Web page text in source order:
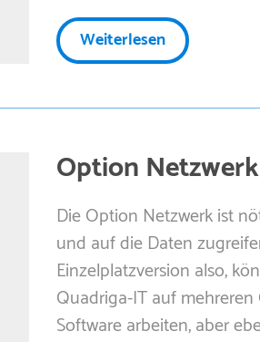
Weiterlesen
Option
Die Option Netzwerk ist
und auf die Daten
Einzelplatzversion also,
Quadriga-IT auf
Software arbeiten, aber